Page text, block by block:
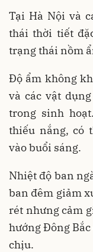
Tại Hà Nội và
thái thời tiết
trạng thái nồm
Độ ẩm không
và các vật
trong sinh
thiếu nắng, có
vào buổi sáng.
Nhiệt độ ban
ban đêm giảm
rét nhưng cảm
hướng Đông
chịu.